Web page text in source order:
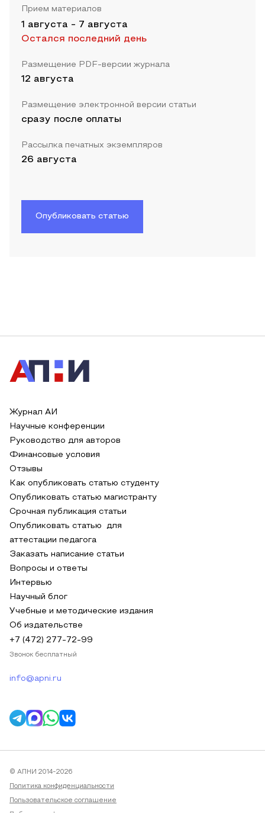
Прием материалов
1 августа - 7 августа
Остался последний день
Размещение PDF-версии журнала
12 августа
Размещение электронной версии статьи
сразу после оплаты
Рассылка печатных экземпляров
26 августа
Опубликовать статью
Журнал АИ
Научные конференции
Руководство для авторов
Финансовые условия
Отзывы
Как опубликовать статью студенту
Опубликовать статью магистранту
Срочная публикация статьи
Опубликовать статью для
аттестации педагога
Заказать написание статьи
Вопросы и ответы
Интервью
Научный блог
Учебные и методические издания
Об издательстве
+7 (472) 277-72-99
Звонок бесплатный
info@apni.ru
© АПНИ 2014-2026
Политика конфиденциальности
Пользовательское соглашение